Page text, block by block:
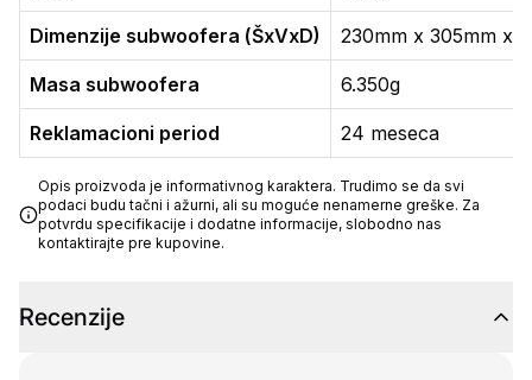
Dimenzije subwoofera (ŠxVxD) 230mm x 305mm x
Masa subwoofera 6.350g
Reklamacioni period 24 meseca
Opis proizvoda je informativnog karaktera. Trudimo se da svi
podaci budu tačni i ažurni, ali su moguće nenamerne greške. Za
potvrdu specifikacije i dodatne informacije, slobodno nas
kontaktirajte pre kupovine.
Recenzije